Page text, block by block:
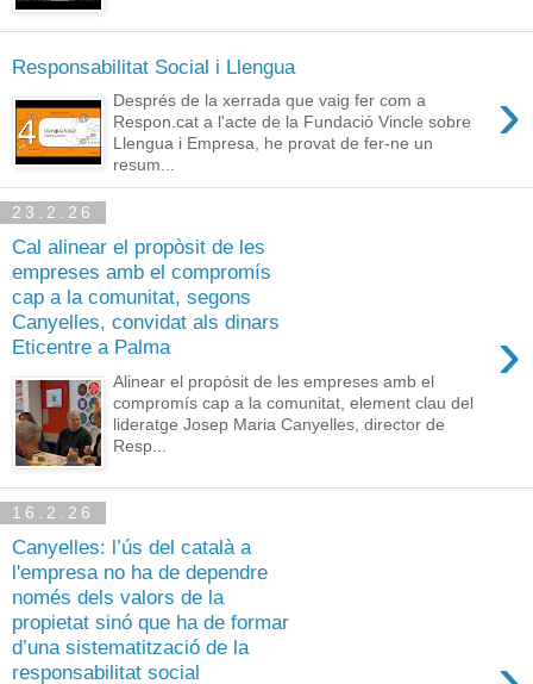
Responsabilitat Social i Llengua
›
Després de la xerrada que vaig fer com a
Respon.cat a l'acte de la Fundació Vincle sobre
Llengua i Empresa, he provat de fer-ne un
resum...
23.2.26
Cal alinear el propòsit de les
empreses amb el compromís
cap a la comunitat, segons
Canyelles, convidat als dinars
Eticentre a Palma
›
Alinear el propòsit de les empreses amb el
compromís cap a la comunitat, element clau del
lideratge Josep Maria Canyelles, director de
Resp...
16.2.26
Canyelles: l’ús del català a
l'empresa no ha de dependre
només dels valors de la
propietat sinó que ha de formar
d’una sistematització de la
responsabilitat social